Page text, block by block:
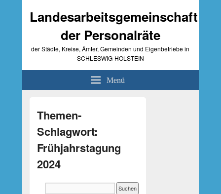
Landesarbeitsgemeinschaft
der Personalräte
der Städte, Kreise, Ämter, Gemeinden und Eigenbetriebe in
SCHLESWIG-HOLSTEIN
Menü
Themen-
Schlagwort:
Frühjahrstagung
2024
Seitenleisten-
Widgetbereich